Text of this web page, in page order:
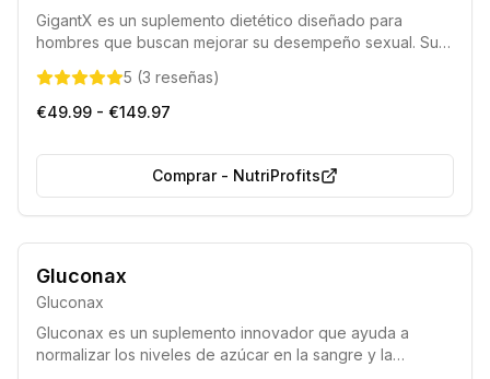
GigantX es un suplemento dietético diseñado para
hombres que buscan mejorar su desempeño sexual. Su
calidad, puede contribuir al incremento del tamaño del
pene, fortalecer las erecciones y optimizar la vida íntima,
5 (3 reseñas)
€49.99 - €149.97
Comprar- NutriProfits
Gluconax
Gluconax
Gluconax es un suplemento innovador que ayuda a
normalizar los niveles de azúcar en la sangre y la